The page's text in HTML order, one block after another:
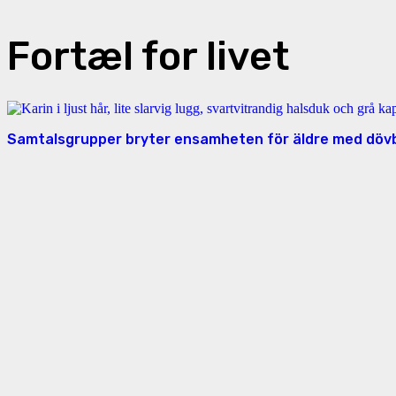
Fortæl for livet
Samtalsgrupper bryter ensamheten för äldre med